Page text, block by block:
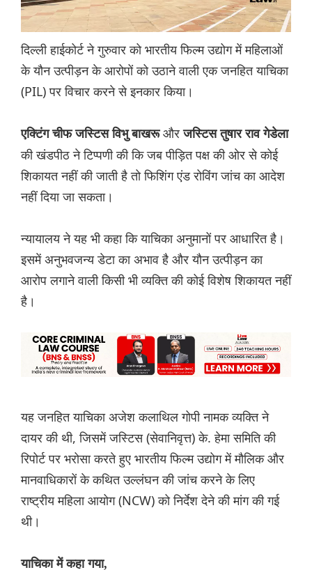
दिल्ली हाईकोर्ट ने गुरुवार को भारतीय फिल्म उद्योग में महिलाओं
के यौन उत्पीड़न के आरोपों को उठाने वाली एक जनहित याचिका
(PIL) पर विचार करने से इनकार किया।
एक्टिंग चीफ जस्टिस विभु बाखरूऔरजस्टिस तुषार राव गेडेला
की खंडपीठ ने टिप्पणी की कि जब पीड़ित पक्ष की ओर से कोई
शिकायत नहीं की जाती है तो फिशिंग एंड रोविंग जांच का आदेश
नहीं दिया जा सकता।
न्यायालय ने यह भी कहा कि याचिका अनुमानों पर आधारित है।
इसमें अनुभवजन्य डेटा का अभाव है और यौन उत्पीड़न का
आरोप लगाने वाली किसी भी व्यक्ति की कोई विशेष शिकायत नहीं
है।
यह जनहित याचिका अजेश कलाथिल गोपी नामक व्यक्ति ने
दायर की थी, जिसमें जस्टिस (सेवानिवृत्त) के. हेमा समिति की
रिपोर्ट पर भरोसा करते हुए भारतीय फिल्म उद्योग में मौलिक और
मानवाधिकारों के कथित उल्लंघन की जांच करने के लिए
राष्ट्रीय महिला आयोग (NCW) को निर्देश देने की मांग की गई
थी।
याचिका में कहा गया,